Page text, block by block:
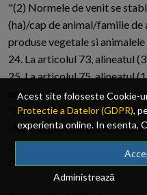
Acest site foloseste Cookie-
Protectie a Datelor (GDPR),
experienta online. In esenta,
imbunatatim continutul de pe
experienta online
folosite doar de site-ul
AICIpentru detalii
Administrează
"(2) Normele de venit se
(ha)/cap de animal/familie
produse vegetale si
24. La articolul 73, alineatul
25. La articolul 75, alineatul
urmatorul cuprins:
"(1) Veniturile din premii
altele decat cele prevazute la
promovarea produselor/